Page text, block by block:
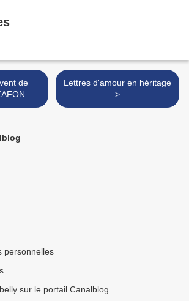
Lettres d'amour en héritage
>
personnelles
sur le portail Canalblog